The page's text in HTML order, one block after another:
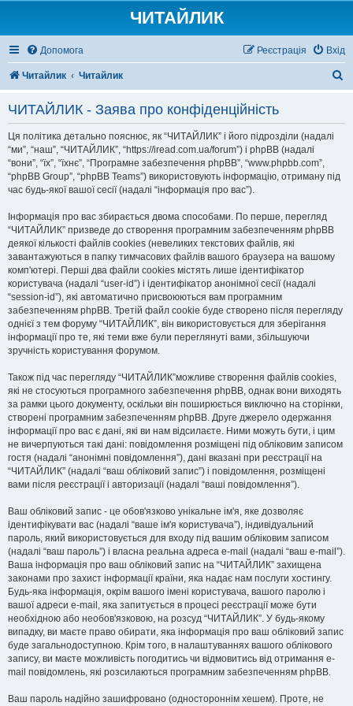
ЧИТАЙЛИК
Допомога Вхід
Реєстрація
Читайлик Читайлик
ЧИТАЙЛИК - Заява про конфіденційність
Ця політика детально пояснює, як “ЧИТАЙЛИК” і його підрозділи (надалі
“ми”, “наш”, “ЧИТАЙЛИК”, “https://iread.com.ua/forum”) і phpBB (надалі
“вони”, “їх”, “їхнє”, “Програмне забезпечення phpBB”, “www.phpbb.com”,
“phpBB Group”, “phpBB Teams”) використовують інформацію, отриману під
час будь-якої вашої сесії (надалі “інформація про вас”).
Інформація про вас збирається двома способами. По перше, перегляд
“ЧИТАЙЛИК” призведе до створення програмним забезпеченням phpBB
деякої кількості файлів cookies (невеликих текстових файлів, які
завантажуються в папку тимчасових файлів вашого браузера на вашому
комп'ютері. Перші два файли cookies містять лише ідентифікатор
користувача (надалі “user-id”) і ідентифікатор анонімної сесії (надалі
“session-id”), які автоматично присвоюються вам програмним
забезпеченням phpBB. Третій файл cookie буде створено після перегляду
однієї з тем форуму “ЧИТАЙЛИК”, він використовується для зберігання
інформації про те, які теми вже були переглянуті вами, збільшуючи
зручність користування форумом.
Також під час перегляду “ЧИТАЙЛИК”можливе створення файлів cookies,
які не стосуються програмного забезпечення phpBB, однак вони виходять
за рамки цього документу, оскільки він поширюється виключно на сторінки,
створені програмним забезпеченням phpBB. Друге джерело одержання
інформації про вас є дані, які ви нам відсилаєте. Ними можуть бути, і цим
не вичерпуються такі дані: повідомлення розміщені під обліковим записом
гостя (надалі “анонімні повідомлення”), дані вказані при реєстрації на
“ЧИТАЙЛИК” (надалі “ваш обліковий запис”) і повідомлення, розміщені
вами після реєстрації і авторизації (надалі “ваші повідомлення”).
Ваш обліковий запис - це обов'язково унікальне ім'я, яке дозволяє
ідентифікувати вас (надалі “ваше ім'я користувача”), індивідуальний
пароль, який використовується для входу під вашим обліковим записом
(надалі “ваш пароль”) і власна реальна адреса e-mail (надалі “ваш e-mail”).
Ваша інформація про ваш обліковий запис на “ЧИТАЙЛИК” захищена
законами про захист інформації країни, яка надає нам послуги хостингу.
Будь-яка інформація, окрім вашого імені користувача, вашого паролю і
вашої адреси e-mail, яка запитується в процесі реєстрації може бути
необхідною або необов'язковою, на розсуд “ЧИТАЙЛИК”. У будь-якому
випадку, ви маєте право обирати, яка інформація про ваш обліковий запис
буде загальнодоступною. Крім того, в налаштуваннях вашого облікового
запису, ви маєте можливість погодитись чи відмовитись від отримання e-
mail повідомлень, які розсилаються програмним забезпеченням phpBB.
Ваш пароль надійно зашифровано (одностороннім хешем). Проте, не